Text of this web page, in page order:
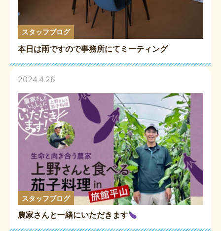
スタッフブログ
本日は雨ですので事務所にてミーティング
2024.4.26
スタッフブログ
農家さんと一緒にいただきます